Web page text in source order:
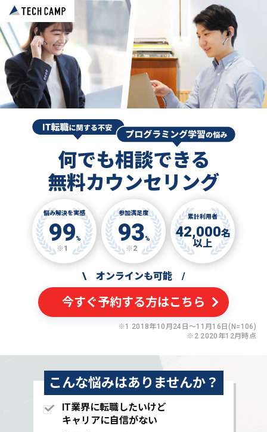
何でも相談できる
無料カウンセリング
悩み解決を実感
99%
※1
参加満足度
93%
※2
累計利用者
42,000名
以上
\ オンラインも可能 /
今すぐ予約する方はこちら
※1 2018年10月24日〜11月16日(N=106)
※2 2020年12月時点
こんな悩みはありませんか？
IT業界に転職したいけど
キャリアに自信がない